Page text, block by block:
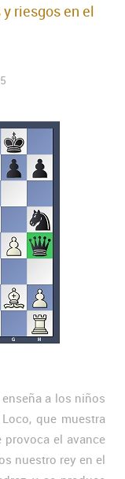
riesgos en el
a los niños
que muestra
el avance
nuestro rey en el